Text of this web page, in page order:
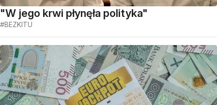
"W jego krwi płynęła polityka"
#BEZKITU